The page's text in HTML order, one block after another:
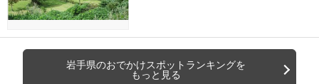
岩手県のおでかけスポットランキングを
もっと見る